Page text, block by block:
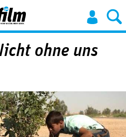
to Navigation
ohne uns